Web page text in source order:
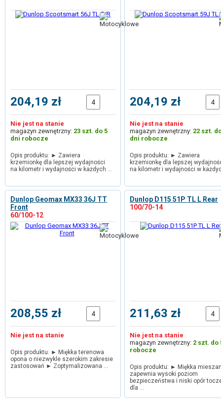
204,19 zł
Nie jest na stanie
magazyn zewnętrzny: 23 szt. do 5
dni robocze
Opis produktu: ► Zawiera
krzemionkę dla lepszej wydajności
na kilometr i wydajności w każdych …
204,19 zł
Nie jest na stanie
magazyn zewnętrzny: 22 szt.
dni robocze
Opis produktu: ► Zawiera
krzemionkę dla lepszej
na kilometr i wydajności w
Dunlop Geomax MX33 36J TT
Front
60/100-12
208,55 zł
Nie jest na stanie
Opis produktu: ► Miękka terenowa
opona o niezwykle szerokim zakresie
zastosowań ► Zoptymalizowana …
Dunlop D115 51P TL L Rear
100/70-14
211,63 zł
Nie jest na stanie
magazyn zewnętrzny: 2 szt. do
robocze
Opis produktu: ► Miękka
zapewnia wysoki poziom
bezpieczeństwa i niski opór
dla …